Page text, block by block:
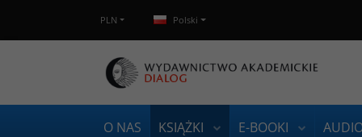
PLN Polski
O NAS KSIĄŻKI E-BOOKI